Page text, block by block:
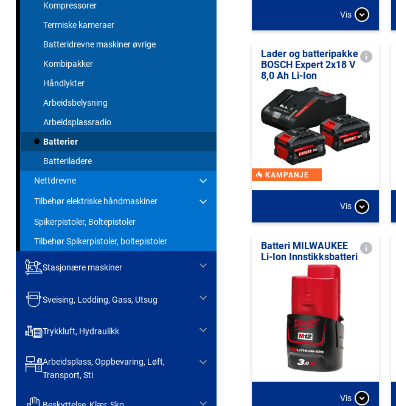
Kompressorer
Termiske kameraer
Batteridrevne maskiner øvrige
Kombipakker
Håndlykter
Arbeidsbelysning
Arbeidsplassradio
Batterier
Batteriladere
Nettdrevne
Tilbehør elektriske håndmaskiner
Spikerpistoler, Boltepistoler
Tilbehør Spikerpistoler, boltepistoler
Stasjonære maskiner
Sveising, Lodding, Gass, Utsug
Trykkluft, Hydraulikk
Arbeidsplass, Oppbevaring, Løft,
Transport, Sti
Vis
Lader og batteripakke
BOSCH Expert 2x18 V
8,0 Ah Li-Ion
KAMPANJE
Vis
Batteri MILWAUKEE
Li-Ion Innstikksbatteri
Vis